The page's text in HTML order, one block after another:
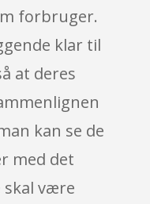
forbruger.
klar til
at deres
kan se de
med det
skal være